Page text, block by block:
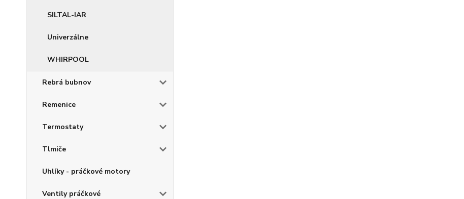
SILTAL-IAR
Univerzálne
WHIRPOOL
Rebrá bubnov
Remenice
Termostaty
Tlmiče
Uhlíky - práčkové motory
Ventily práčkové